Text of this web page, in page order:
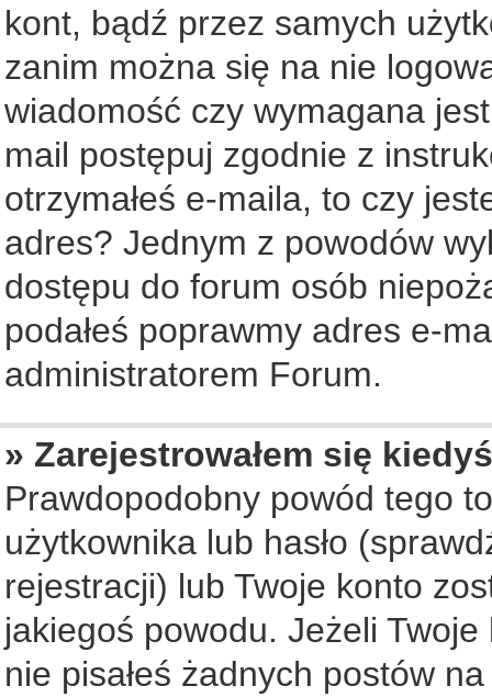
kont, bądź przez samych
zanim można się na nie
wiadomość czy wymagana
mail postępuj zgodnie z
otrzymałeś e-maila, to czy
adres? Jednym z powodów
dostępu do forum osób
podałeś poprawmy adres e-
administratorem Forum.
» Zarejestrowałem się
Prawdopodobny powód tego
użytkownika lub hasło
rejestracji) lub Twoje konto
jakiegoś powodu. Jeżeli
nie pisałeś żadnych postów